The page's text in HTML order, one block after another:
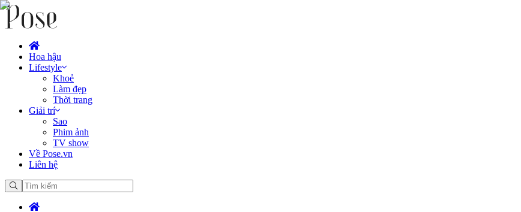
Hoa hậu
Lifestyle
Khoẻ
Làm đẹp
Thời trang
Giải trí
Sao
Phim ảnh
TV show
Về Pose.vn
Liên hệ